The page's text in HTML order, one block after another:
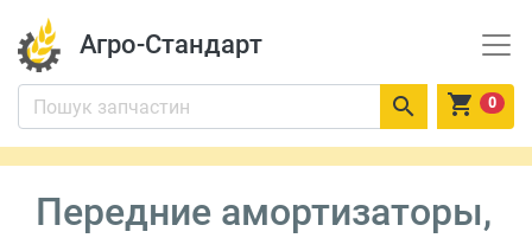
Агро-Стандарт
  0
Передние амортизаторы,